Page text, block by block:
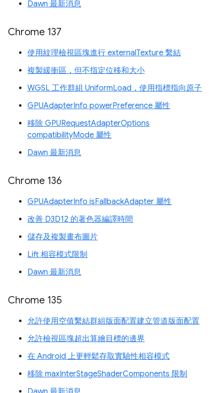
Dawn 最新消息
Chrome 137
使用紋理檢視區塊進行 externalTexture 繫結
複製緩衝區，但不指定位移和大小
WGSL 工作群組 UniformLoad，使用指標指向原子
GPUAdapterInfo powerPreference 屬性
移除 GPURequestAdapterOptions
compatibilityMode 屬性
Dawn 最新消息
Chrome 136
GPUAdapterInfo isFallbackAdapter 屬性
改善 D3D12 的著色器編譯時間
儲存及複製畫布圖片
Lift 相容模式限制
Dawn 最新消息
Chrome 135
允許使用空值繫結群組版面配置建立管道版面配置
允許檢視區塊超出算繪目標的邊界
在 Android 上更輕鬆存取實驗性相容模式
移除 maxInterStageShaderComponents 限制